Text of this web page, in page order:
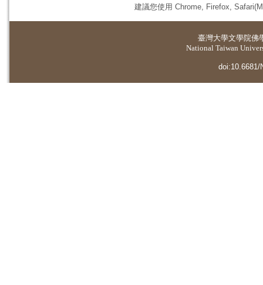
建議您使用 Chrome, Firefox,
臺灣大學文學院佛
National Taiwan
doi:10.6681/